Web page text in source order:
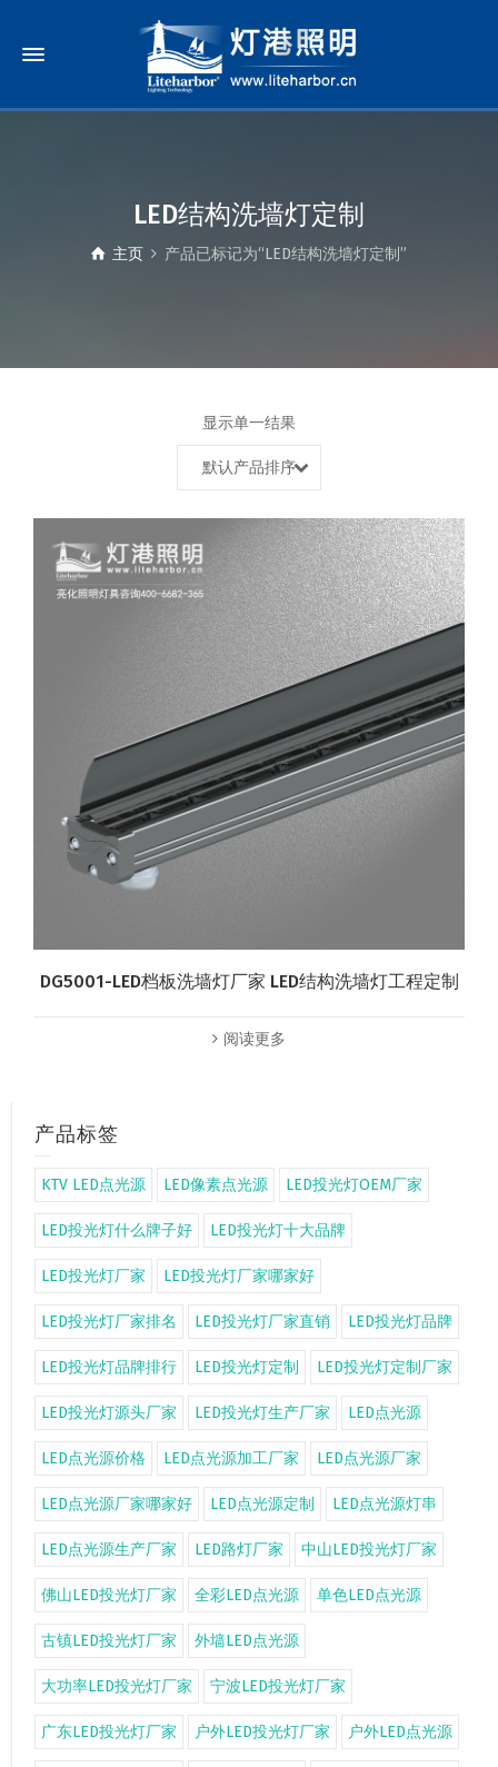
LED结构洗墙灯定制
主页 产品已标记为“LED结构洗墙灯定制”
显示单一结果
默认产品排序
DG5001-LED档板洗墙灯厂家 LED结构洗墙灯工程定制
阅读更多
产品标签
KTV LED点光源 LED像素点光源 LED投光灯OEM厂家
LED投光灯什么牌子好 LED投光灯十大品牌
LED投光灯厂家 LED投光灯厂家哪家好
LED投光灯厂家排名 LED投光灯厂家直销 LED投光灯品牌
LED投光灯品牌排行 LED投光灯定制 LED投光灯定制厂家
LED投光灯源头厂家 LED投光灯生产厂家 LED点光源
LED点光源价格 LED点光源加工厂家 LED点光源厂家
LED点光源厂家哪家好 LED点光源定制 LED点光源灯串
LED点光源生产厂家 LED路灯厂家 中山LED投光灯厂家
佛山LED投光灯厂家 全彩LED点光源 单色LED点光源
古镇LED投光灯厂家 外墙LED点光源
大功率LED投光灯厂家 宁波LED投光灯厂家
广东LED投光灯厂家 户外LED投光灯厂家 户外LED点光源